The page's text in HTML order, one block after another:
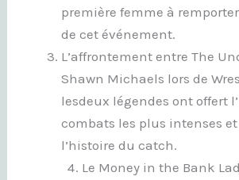
première femme à
de cet événement.
L’affrontement entre The
Shawn Michaels lors de
lesdeux légendes ont offert
combats les plus intenses
l’histoire du catch.
Le Money in the Bank